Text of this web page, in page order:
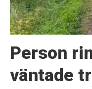
Person
väntade